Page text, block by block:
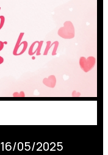
05/2025